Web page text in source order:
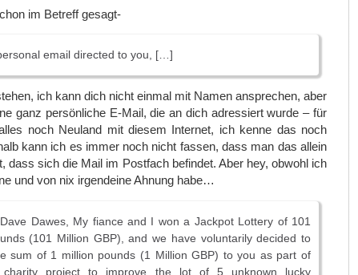
im Betreff gesagt-
email directed to you, […]
ich kann dich nicht einmal mit Namen ansprechen, aber
ganz persönliche E-Mail, die an dich adressiert wurde – für
noch Neuland mit diesem Internet, ich kenne das noch
kann ich es immer noch nicht fassen, dass man das allein
dass sich die Mail im Postfach befindet. Aber hey, obwohl ich
und von nix irgendeine Ahnung habe…
Dawes, My fiance and I won a Jackpot Lottery of 101
(101 Million GBP), and we have voluntarily decided to
sum of 1 million pounds (1 Million GBP) to you as part of
project to improve the lot of 5 unknown lucky